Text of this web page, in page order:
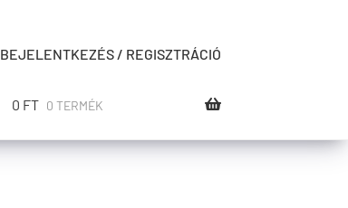
BEJELENTKEZÉS / REGISZTRÁCIÓ
0 FT 0 TERMÉK